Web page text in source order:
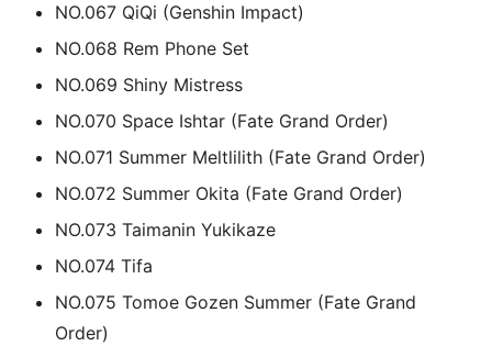
NO.067 QiQi (Genshin Impact)
NO.068 Rem Phone Set
NO.069 Shiny Mistress
NO.070 Space Ishtar (Fate Grand Order)
NO.071 Summer Meltlilith (Fate Grand Order)
NO.072 Summer Okita (Fate Grand Order)
NO.073 Taimanin Yukikaze
NO.074 Tifa
NO.075 Tomoe Gozen Summer (Fate Grand
Order)